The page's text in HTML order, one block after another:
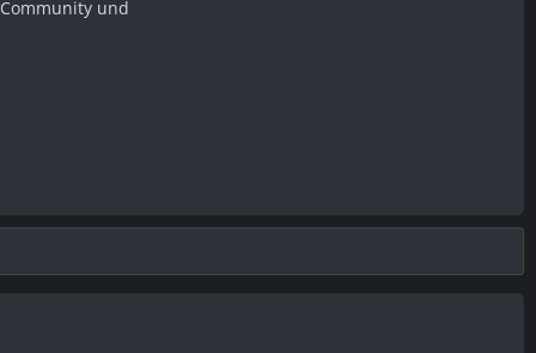
und